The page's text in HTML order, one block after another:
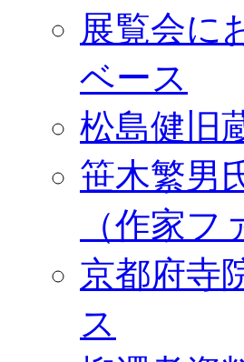
展覧会に
ベース
松島健旧
笹木繁男
（作家フ
京都府寺
ス